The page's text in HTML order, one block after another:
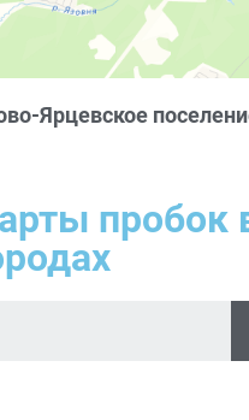
Ярцевское
пробок